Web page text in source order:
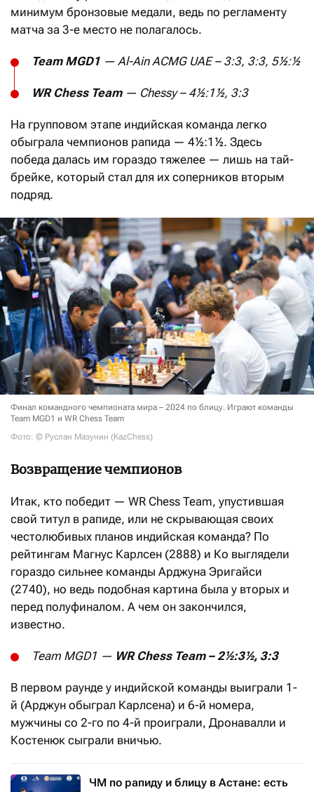
минимум бронзовые медали, ведь по регламенту
матча за 3-е место не полагалось.
Team MGD1 — Al-Ain ACMG UAE – 3:3, 3:3, 5½:½
WR Chess Team— Chessy– 4½:1½, 3:3
На групповом этапе индийская команда легко
обыграла чемпионов рапида — 4½:1½. Здесь
победа далась им гораздо тяжелее — лишь на тай-
брейке, который стал для их соперников вторым
подряд.
Финал командного чемпионата мира – 2024 по блицу. Играют команды
Team MGD1 и WR Chess Team
Фото: © Руслан Мазунин (KazChess)
Возвращение чемпионов
Итак, кто победит — WR Chess Team, упустившая
свой титул в рапиде, или не скрывающая своих
честолюбивых планов индийская команда? По
рейтингам Магнус Карлсен (2888) и Ко выглядели
гораздо сильнее команды Арджуна Эригайси
(2740), но ведь подобная картина была у вторых и
перед полуфиналом. А чем он закончился,
известно.
Team MGD1 — WR Chess Team – 2½:3½, 3:3
В первом раунде у индийской команды выиграли 1-
й (Арджун обыграл Карлсена) и 6-й номера,
мужчины со 2-го по 4-й проиграли, Дронавалли и
Костенюк сыграли вничью.
ЧМ по рапиду и блицу в Астане: есть